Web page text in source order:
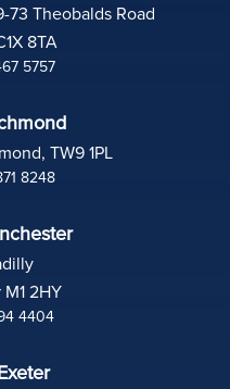
73 Theobalds Road
8TA
5757
TW9 1PL
8248
2HY
4404